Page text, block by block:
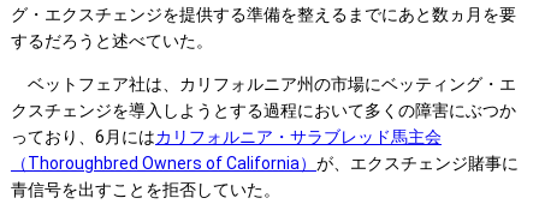
グ・エクスチェンジを提供する準備を整えるまでにあと数ヵ月を要
するだろうと述べていた。
ベットフェア社は、カリフォルニア州の市場にベッティング・エ
クスチェンジを導入しようとする過程において多くの障害にぶつか
っており、6月にはカリフォルニア・サラブレッド馬主会
（Thoroughbred Owners of California） が、エクスチェンジ賭事に
青信号を出すことを拒否していた。